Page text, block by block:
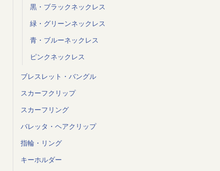
黒・ブラックネックレス
緑・グリーンネックレス
青・ブルーネックレス
ピンクネックレス
ブレスレット・バングル
スカーフクリップ
スカーフリング
バレッタ・ヘアクリップ
指輪・リング
キーホルダー